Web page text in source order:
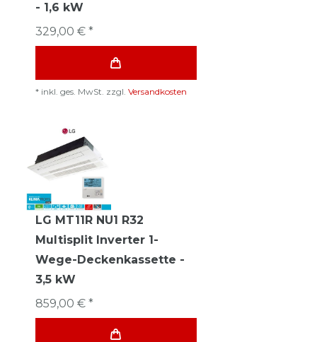
- 1,6 kW
329,00 € *
* inkl. ges. MwSt. zzgl. Versandkosten
LG MT11R NU1 R32
Multisplit Inverter 1-
Wege-Deckenkassette -
3,5 kW
859,00 € *